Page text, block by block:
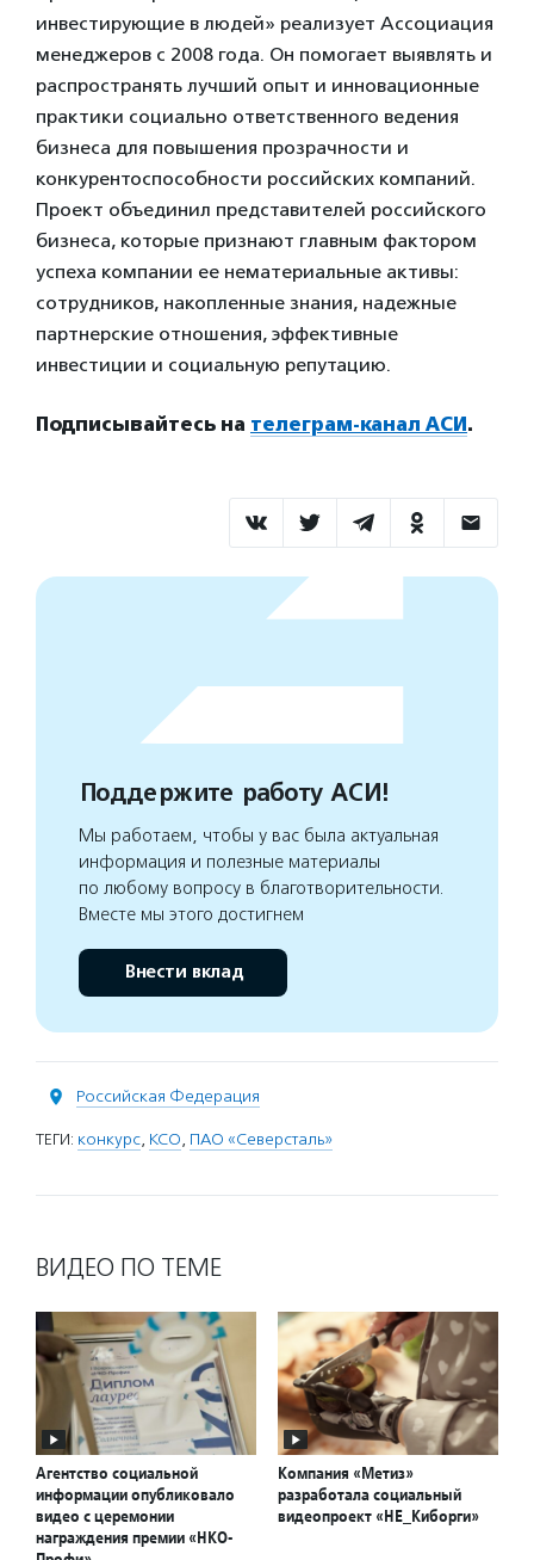
инвестирующие в людей» реализует Ассоциация
менеджеров с 2008 года. Он помогает выявлять и
распространять лучший опыт и инновационные
практики социально ответственного ведения
бизнеса для повышения прозрачности и
конкурентоспособности российских компаний.
Проект объединил представителей российского
бизнеса, которые признают главным фактором
успеха компании ее нематериальные активы:
сотрудников, накопленные знания, надежные
партнерские отношения, эффективные
инвестиции и социальную репутацию.
Подписывайтесь на телеграм-канал АСИ.
Поддержите работу АСИ!
Мы работаем, чтобы у вас была актуальная
информация и полезные материалы
по любому вопросу в благотворительности.
Вместе мы этого достигнем
Внести вклад
Российская Федерация
ТЕГИ: конкурс, КСО, ПАО «Северсталь»
ВИДЕО ПО ТЕМЕ
Агентство социальной
информации опубликовало
видео с церемонии
награждения премии «НКО-
Компания «Метиз»
разработала социальный
видеопроект «НЕ_Киборги»